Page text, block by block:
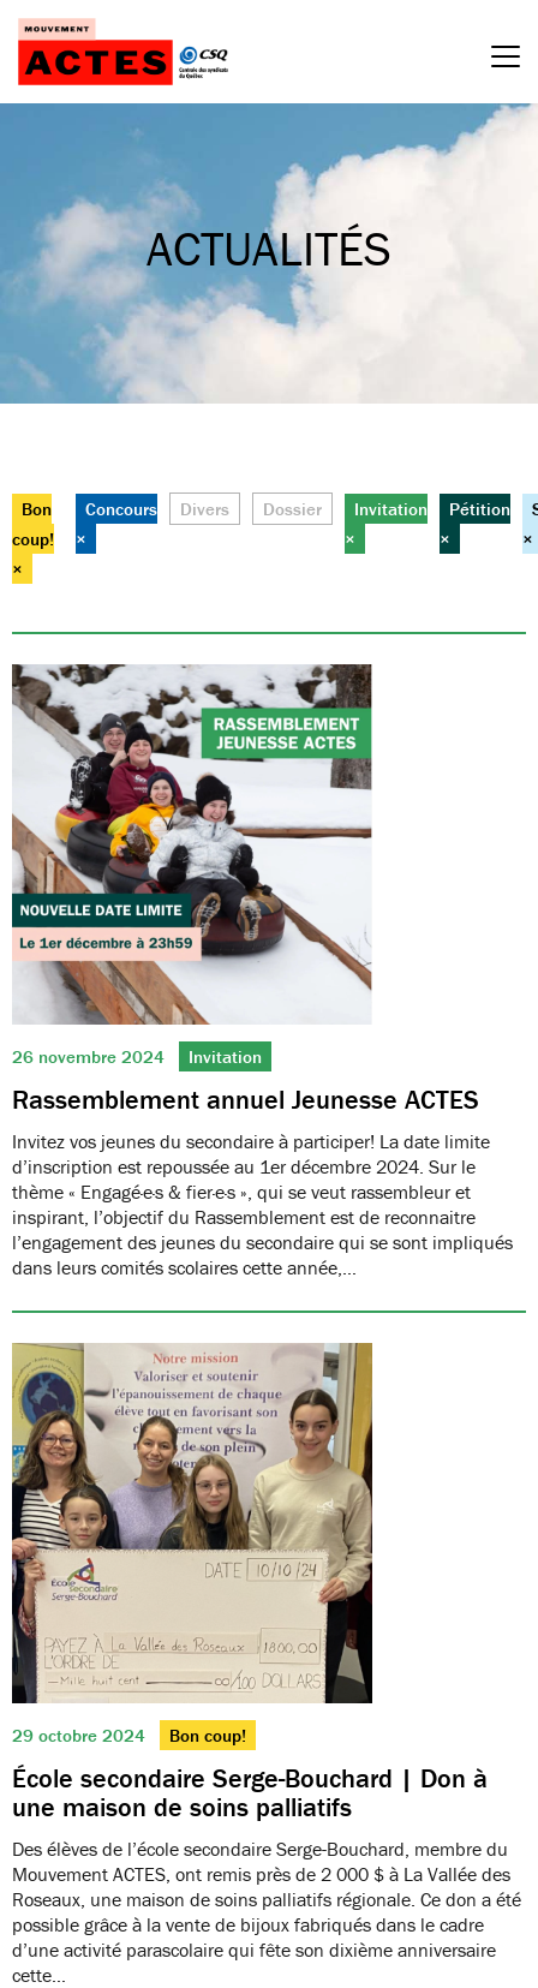
Passer
contenu
ACTUALITÉS
26 novembre 2024 Invitation
Rassemblement annuel Jeunesse ACTES
Invitez vos jeunes du secondaire à participer! La date limite
d’inscription est repoussée au 1er décembre 2024. Sur le
thème « Engagé·e·s & fier·e·s », qui se veut rassembleur et
inspirant, l’objectif du Rassemblement est de reconnaitre
l’engagement des jeunes du secondaire qui se sont impliqués
dans leurs comités scolaires cette année,…
29 octobre 2024 Bon coup!
École secondaire Serge-Bouchard | Don à
une maison de soins palliatifs
Des élèves de l’école secondaire Serge-Bouchard, membre du
Mouvement ACTES, ont remis près de 2 000 $ à La Vallée des
Roseaux, une maison de soins palliatifs régionale. Ce don a été
possible grâce à la vente de bijoux fabriqués dans le cadre
d’une activité parascolaire qui fête son dixième anniversaire
cette…
Bon
coup!
×
Concours
×
Divers Dossier
Invitation
×
Pétition
×
×